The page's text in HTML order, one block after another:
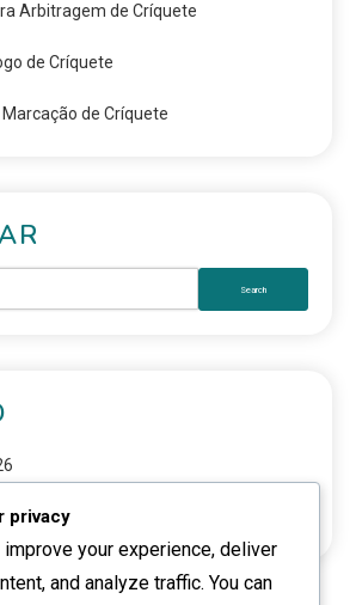
Arbitragem de Críquete
de Críquete
de Críquete
privacy
your experience, deliver
and analyze traffic. You can